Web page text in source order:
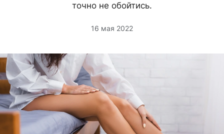
точно не обойтись.
16 мая 2022